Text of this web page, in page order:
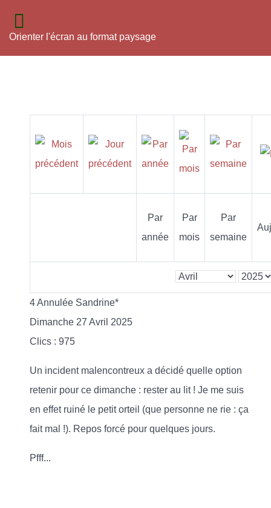
Orienter l'écran au format paysage
Par
année
Par
mois
Par
semaine
4 Annulée Sandrine*
Dimanche 27 Avril 2025
Clics : 975
Un incident malencontreux a décidé quelle option
retenir pour ce dimanche : rester au lit ! Je me suis
en effet ruiné le petit orteil (que personne ne rie : ça
fait mal !). Repos forcé pour quelques jours.
Pfff...